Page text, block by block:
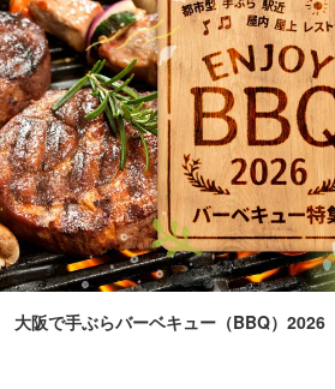
大阪で手ぶらバーベキュー（BBQ）2026